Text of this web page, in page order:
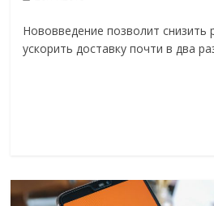
Нововведение позволит снизить
ускорить доставку почти в два